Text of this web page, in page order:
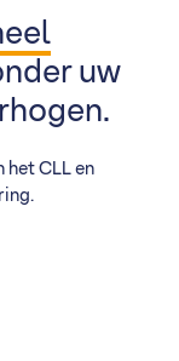
uw
het CLL en